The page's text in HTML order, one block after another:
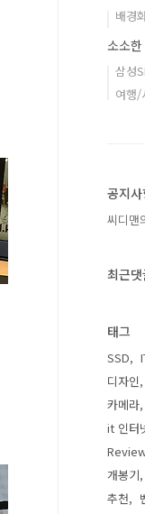
배경
소소
삼성
여행/
공지
씨디맨
최근댓
태그
SSD
디자인
카메라
it 인터
개봉기
추천